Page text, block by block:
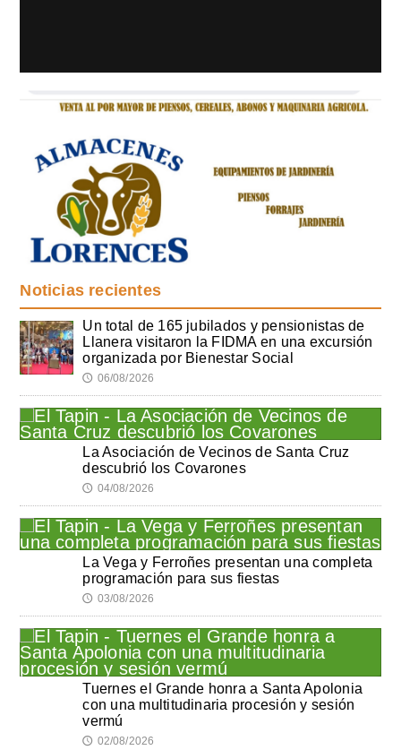
Noticias recientes
Un total de 165 jubilados y pensionistas de
Llanera visitaron la FIDMA en una excursión
organizada por Bienestar Social
🕔 06/08/2026
La Asociación de Vecinos de Santa Cruz
descubrió los Covarones
🕔 04/08/2026
La Vega y Ferroñes presentan una completa
programación para sus fiestas
🕔 03/08/2026
Tuernes el Grande honra a Santa Apolonia
con una multitudinaria procesión y sesión
vermú
🕔 02/08/2026